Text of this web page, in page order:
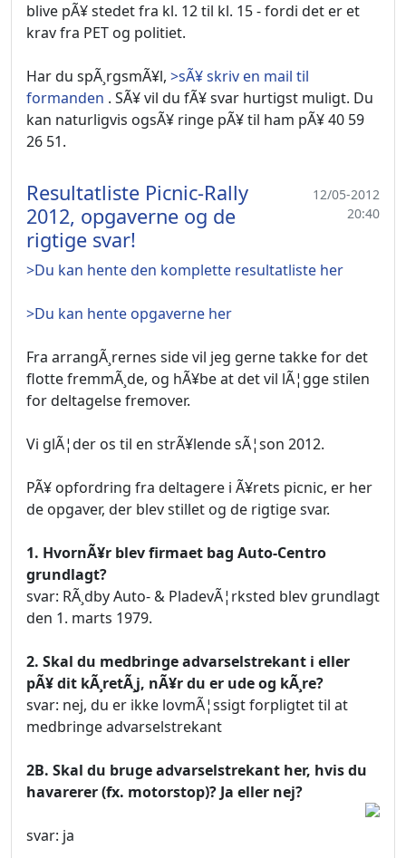
blive pÃ¥ stedet fra kl. 12 til kl. 15 - fordi det er et
krav fra PET og politiet.
Har du spÃ¸rgsmÃ¥l, >sÃ¥ skriv en mail til
formanden . SÃ¥ vil du fÃ¥ svar hurtigst muligt. Du
kan naturligvis ogsÃ¥ ringe pÃ¥ til ham pÃ¥ 40 59
26 51.
Resultatliste Picnic-Rally
2012, opgaverne og de
rigtige svar!
12/05-2012
20:40
>Du kan hente den komplette resultatliste her
>Du kan hente opgaverne her
Fra arrangÃ¸rernes side vil jeg gerne takke for det
flotte fremmÃ¸de, og hÃ¥be at det vil lÃ¦gge stilen
for deltagelse fremover.
Vi glÃ¦der os til en strÃ¥lende sÃ¦son 2012.
PÃ¥ opfordring fra deltagere i Ã¥rets picnic, er her
de opgaver, der blev stillet og de rigtige svar.
1. HvornÃ¥r blev firmaet bag Auto-Centro
grundlagt?
svar: RÃ¸dby Auto- & PladevÃ¦rksted blev grundlagt
den 1. marts 1979.
2. Skal du medbringe advarselstrekant i eller
pÃ¥ dit kÃ¸retÃ¸j, nÃ¥r du er ude og kÃ¸re?
svar: nej, du er ikke lovmÃ¦ssigt forpligtet til at
medbringe advarselstrekant
2B. Skal du bruge advarselstrekant her, hvis du
havarerer (fx. motorstop)? Ja eller nej?
svar: ja